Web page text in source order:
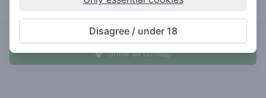
Show all on map
Disagree / under 18